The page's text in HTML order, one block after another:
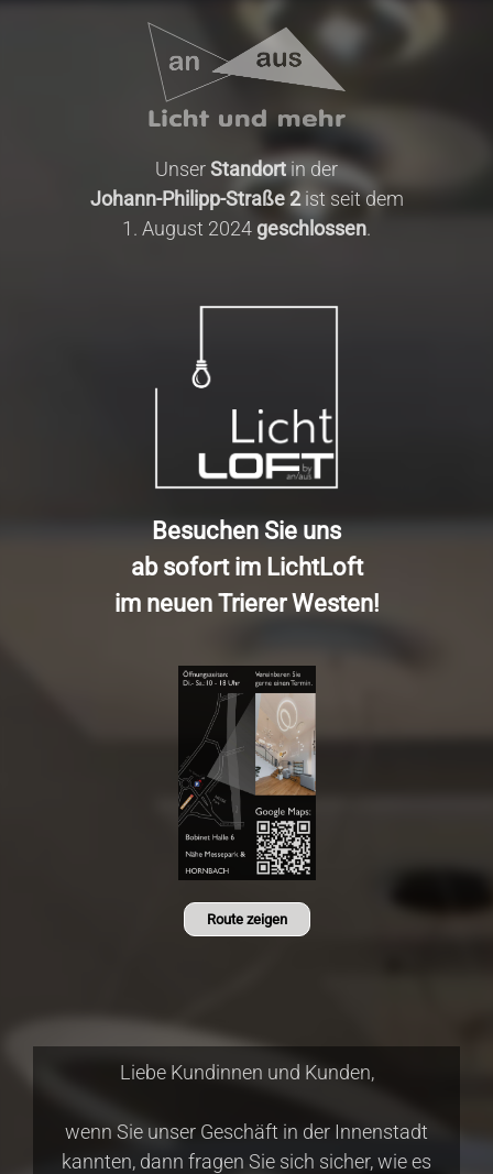
UnserStandort in der
Johann-Philipp-Straße 2ist seit dem
1. August 2024geschlossen.
Besuchen Sie uns
ab sofort im LichtLoft
im neuen Trierer Westen!
Route zeigen
Liebe Kundinnen und Kunden,
wenn Sie unser Geschäft in der Innenstadt
kannten, dann fragen Sie sich sicher, wie es